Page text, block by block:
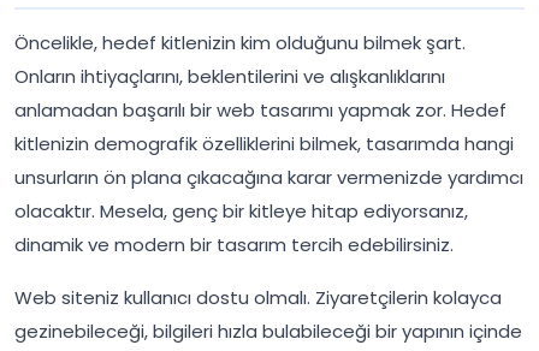
Öncelikle, hedef kitlenizin kim olduğunu bilmek şart.
Onların ihtiyaçlarını, beklentilerini ve alışkanlıklarını
anlamadan başarılı bir web tasarımı yapmak zor. Hedef
kitlenizin demografik özelliklerini bilmek, tasarımda hangi
unsurların ön plana çıkacağına karar vermenizde yardımcı
olacaktır. Mesela, genç bir kitleye hitap ediyorsanız,
dinamik ve modern bir tasarım tercih edebilirsiniz.
Web siteniz kullanıcı dostu olmalı. Ziyaretçilerin kolayca
gezinebileceği, bilgileri hızla bulabileceği bir yapının içinde